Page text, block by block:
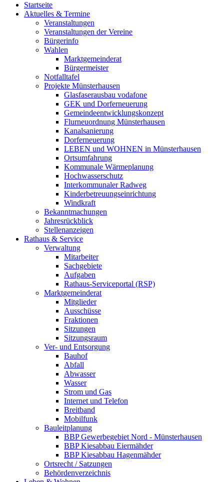
Startseite
Aktuelles & Termine
Veranstaltungen
Veranstaltungen der Vereine
Bürgerinfo
Wahlen
Marktgemeinderat
Bürgermeister
Notfalltafel
Projekte Münsterhausen
Glasfaserausbau vodafone
GEK und Dorferneuerung
Gemeindeentwicklungskonzept
Flurneuordnung Münsterhausen
Kanalsanierung
Dorferneuerung
LEBEN und WOHNEN in Münsterhausen
Ortsumfahrung
Kommunale Wärmeplanung
Hochwasserschutz
Interkommunaler Radweg
Kinderbetreuungseinrichtung
Windkraft
Bekanntmachungen
Jahresrückblick
Stellenanzeigen
Rathaus & Service
Verwaltung
Mitarbeiter
Sachgebiete
Aufgaben
Rathaus-Serviceportal (RSP)
Marktgemeinderat
Mitglieder
Ausschüsse
Fraktionen
Sitzungen
Sitzungsraum
Ver- und Entsorgung
Bauhof
Abfall
Abwasser
Wasser
Strom und Gas
Internet und Telefon
Breitband
Mobilfunk
Bauleitplanung
BBP Gewerbegebiet Nord - Münsterhausen
BBP Kiesabbau Eiermähder
BBP Kiesabbau Hagenmähder
Ortsrecht / Satzungen
Behördenverzeichnis